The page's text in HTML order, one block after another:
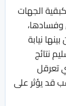
الجهات
وفسادها،
نيابة
نتائج
تعرقل
قد يؤثر على